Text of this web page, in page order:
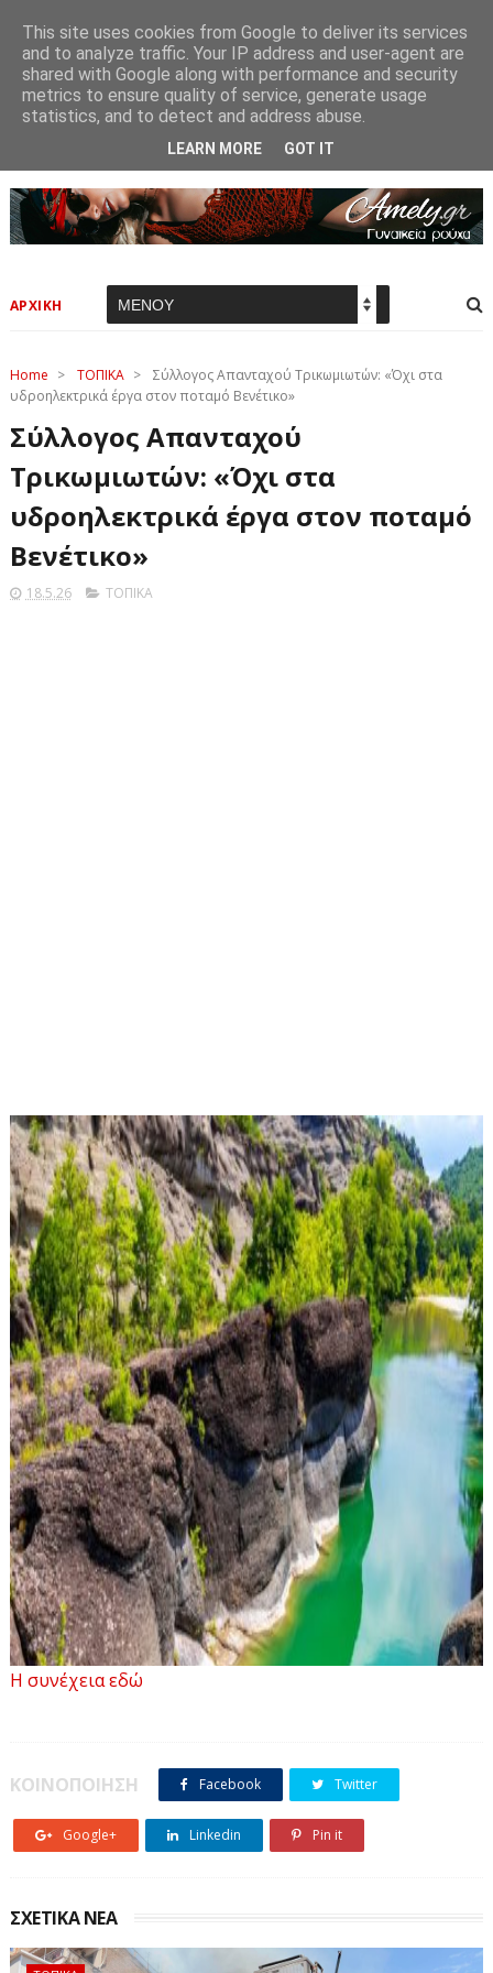
ΑΡΧΙΚΗ
Home > ΤΟΠΙΚΑ >
Σύλλογος Απανταχού Τρικωμιωτών: «Όχι στα
υδροηλεκτρικά έργα στον ποταμό Βενέτικο»
Σύλλογος Απανταχού
Τρικωμιωτών: «Όχι στα
υδροηλεκτρικά έργα στον ποταμό
Βενέτικο»
18.5.26 ΤΟΠΙΚΑ
διαμαρτυρία του, εκφράζει σε ομόφωνο ψήφισμά του, ο
Φιλοπροοδευτικός Σύλλογος των Απανταχού
Η συνέχεια εδώ
ΚΟΙΝΟΠΟΙΗΣΗ Facebook Twitter
Google+ Linkedin Pin it
ΣΧΕΤΙΚΑ ΝΕΑ
This site uses cookies from Google to deliver its services
and to analyze traffic. Your IP address and user-agent are
shared with Google along with performance and security
metrics to ensure quality of service, generate usage
statistics, and to detect and address abuse.
LEARN MORE GOT IT